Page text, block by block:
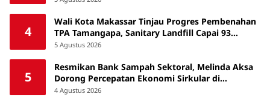
4
Wali Kota Makassar Tinjau Progres Pembenahan
TPA Tamangapa, Sanitary Landfill Capai 93
Persen
5 Agustus 2026
5
Resmikan Bank Sampah Sektoral, Melinda Aksa
Dorong Percepatan Ekonomi Sirkular di
Makassar
4 Agustus 2026